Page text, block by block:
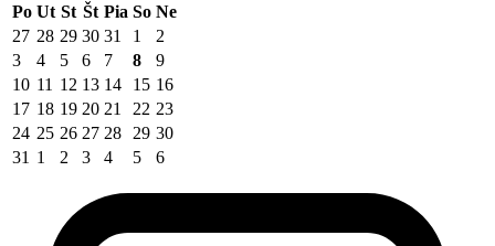
Po Ut St Št Pia So Ne
27 28 29 30 31 1
2
3
4 5 6 7 8
9
10 11 12 13 14 15 16
17 18 19 20 21 22 23
24 25 26 27 28 29 30
31 1 2 3 4 5 6